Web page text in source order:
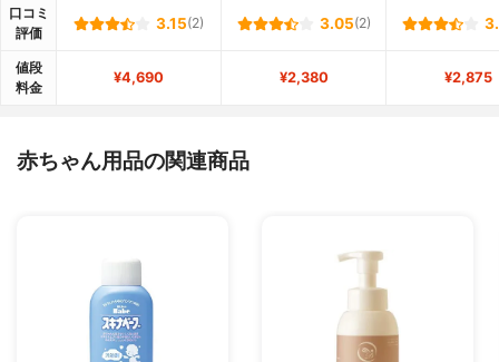
口コミ
評価
3.15(2) 3.05(2)
値段
料金
¥4,690 ¥2,380 ¥2,875
赤ちゃん用品の関連商品